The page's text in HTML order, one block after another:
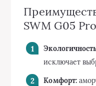
SWM G05 Pro
исключает
Комфорт: